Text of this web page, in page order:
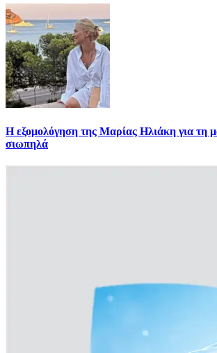
Η εξομολόγηση της Μαρίας Ηλιάκη για τη
σιωπηλά